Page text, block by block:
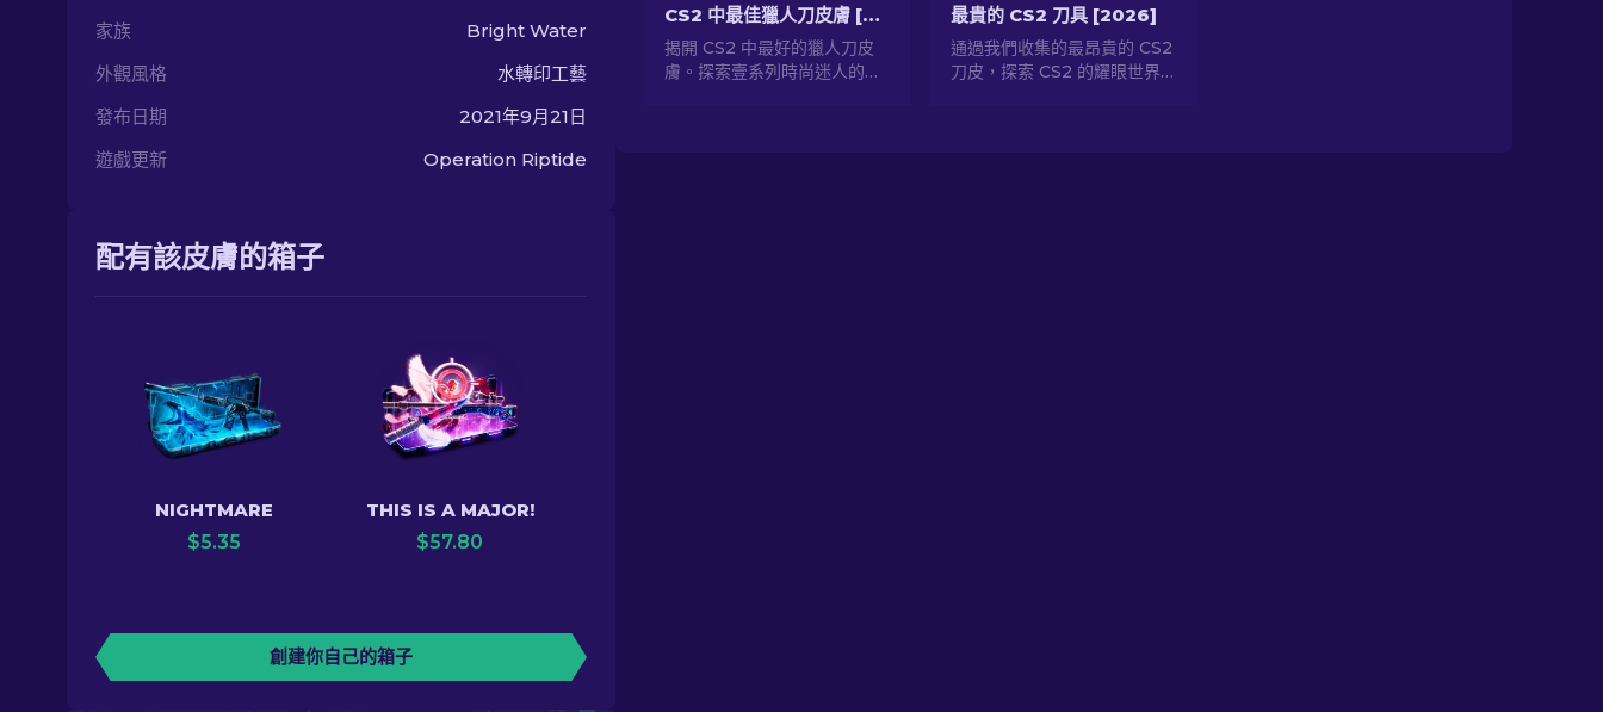
家族
Bright Water
外觀風格
水轉印工藝
發布日期
2021年9月21日
遊戲更新
Operation Riptide
配有該皮膚的箱子
NIGHTMARE
$5.35
THIS IS A MAJOR!
$57.80
創建你自己的箱子
CS2 中最佳獵人刀皮膚 [2026]
揭開 CS2 中最好的獵人刀皮
膚。探索壹系列時尚迷人的設
最貴的 CS2 刀具 [2026]
通過我們收集的最昂貴的 CS2
刀皮，探索 CS2 的耀眼世界！